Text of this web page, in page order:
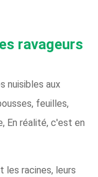
ravageurs
nuisibles aux
feuilles,
En réalité, c'est en
les racines, leurs